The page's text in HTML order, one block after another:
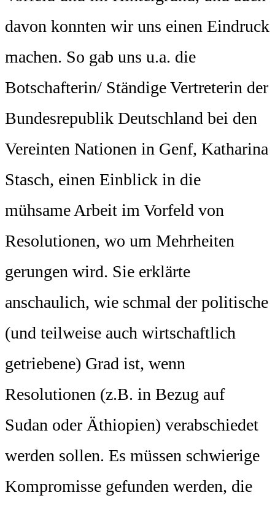
davon konnten wir uns einen Eindruck
machen. So gab uns u.a. die
Botschafterin/ Ständige Vertreterin der
Bundesrepublik Deutschland bei den
Vereinten Nationen in Genf, Katharina
Stasch, einen Einblick in die
mühsame Arbeit im Vorfeld von
Resolutionen, wo um Mehrheiten
gerungen wird. Sie erklärte
anschaulich, wie schmal der politische
(und teilweise auch wirtschaftlich
getriebene) Grad ist, wenn
Resolutionen (z.B. in Bezug auf
Sudan oder Äthiopien) verabschiedet
werden sollen. Es müssen schwierige
Kompromisse gefunden werden, die